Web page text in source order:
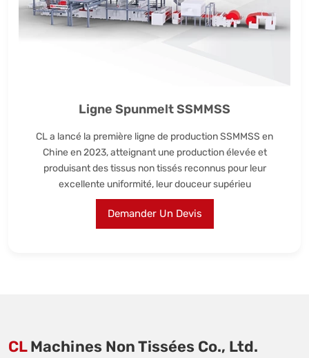
Ligne Spunmelt SSMMSS
CL a lancé la première ligne de production SSMMSS en
Chine en 2023, atteignant une production élevée et
produisant des tissus non tissés reconnus pour leur
excellente uniformité, leur douceur supérieu
Demander Un Devis
CLMachines Non Tissées Co., Ltd.